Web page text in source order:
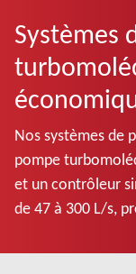
Systèmes
Nos systèmes de
pompe
et un contrôleur
de 47 à 300 L/s,